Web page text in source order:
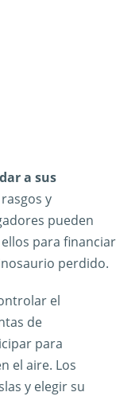
a sus
rasgos y
pueden
para financiar
perdido.
el
de
para
el aire. Los
y elegir su